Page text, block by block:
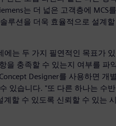
는 더 넓은 고객층에 MCS
루션을 더욱 효율적으로 설계할
에는 두 가지 필연적인 목표가
을 충족할 수 있는지 여부를 파
Designer를 사용하면 개
있습니다. "또 다른 하나는 수
할 수 있도록 신뢰할 수 있는